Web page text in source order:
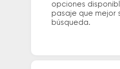
opciones
pasaje que mejor
búsqueda.